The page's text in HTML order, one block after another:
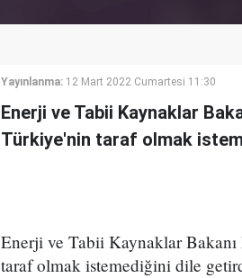
Yayınlanma: 12 Mart 2022 Cumartesi 11:30
Enerji ve Tabii Kaynaklar
Türkiye'nin taraf olmak
Enerji ve Tabii Kaynaklar
taraf olmak istemediğini dile